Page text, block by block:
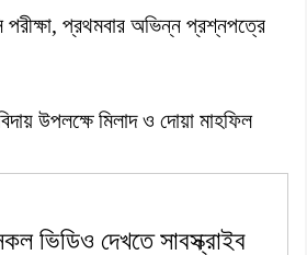
প্রথমবার অভিন্ন প্রশ্নপত্রে
উপলক্ষে মিলাদ ও দোয়া মাহফিল
ভিডিও দেখতে সাবস্ক্রাইব